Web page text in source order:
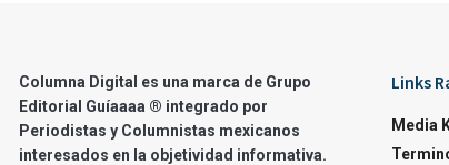
Columna Digital es una marca de Grupo
Editorial Guíaaaa ® integrado por
Periodistas y Columnistas mexicanos
interesados en la objetividad informativa.
Links
Media